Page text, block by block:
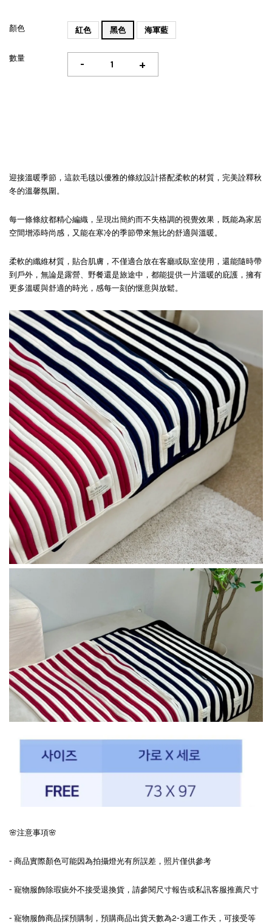
顏色 紅色 黑色 海軍藍
數量 - +
迎接溫暖季節，這款毛毯以優雅的條紋設計搭配柔軟的材質，完美詮釋秋
冬的溫馨氛圍。
每一條條紋都精心編織，呈現出簡約而不失格調的視覺效果，既能為家居
空間增添時尚感，又能在寒冷的季節帶來無比的舒適與溫暖。
柔軟的纖維材質，貼合肌膚，不僅適合放在客廳或臥室使用，還能隨時帶
到戶外，無論是露營、野餐還是旅途中，都能提供一片溫暖的庇護，擁有
更多溫暖與舒適的時光，感每一刻的惬意與放鬆。
🌸注意事項🌸
- 商品實際顏色可能因為拍攝燈光有所誤差，照片僅供參考
- 寵物服飾除瑕疵外不接受退換貨，請參閱尺寸報告或私訊客服推薦尺寸
- 寵物服飾商品採預購制，預購商品出貨天數為2-3週工作天，可接受等